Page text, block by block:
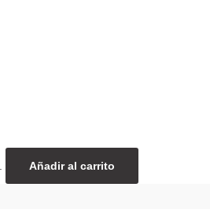
Añadir al carrito